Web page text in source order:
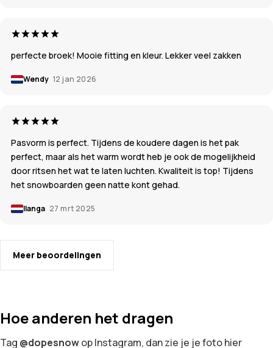
perfecte broek! Mooie fitting en kleur. Lekker veel zakken
Wendy 12 jan 2026
Pasvorm is perfect. Tijdens de koudere dagen is het pak
perfect, maar als het warm wordt heb je ook de mogelijkheid
door ritsen het wat te laten luchten. Kwaliteit is top! Tijdens
het snowboarden geen natte kont gehad.
Ilanga 27 mrt 2025
Meer beoordelingen
Hoe anderen het dragen
Tag @dopesnowop Instagram, dan zie je je foto hier